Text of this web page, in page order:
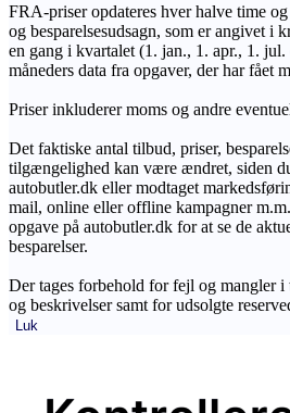
FRA-priser opdateres hver halve time
og besparelsesudsagn, som er angivet i
en gang i kvartalet (1. jan., 1. apr., 1. jul.
måneders data fra opgaver, der har fået
Priser inkluderer moms og andre
Det faktiske antal tilbud, priser,
tilgængelighed kan være ændret, siden
autobutler.dk eller modtaget
mail, online eller offline kampagner
opgave på autobutler.dk for at se de
besparelser.
Der tages forbehold for fejl og mangler
og beskrivelser samt for udsolgte
Luk